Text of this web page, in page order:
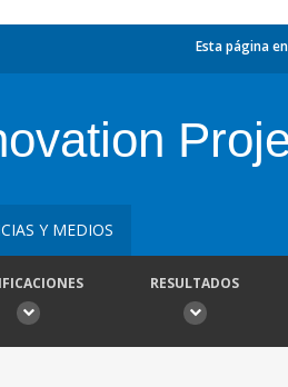
Esta página
Y MEDIOS
RESULTADOS